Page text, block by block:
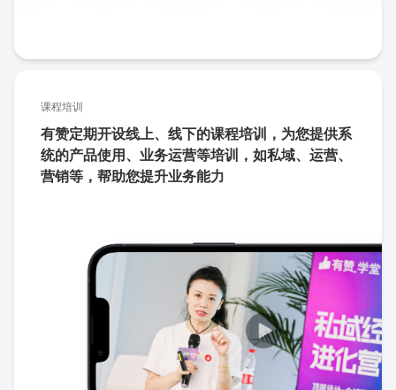
课程培训
有赞定期开设线上、线下的课程培训，为您提供系
统的产品使用、业务运营等培训，如私域、运营、
营销等，帮助您提升业务能力